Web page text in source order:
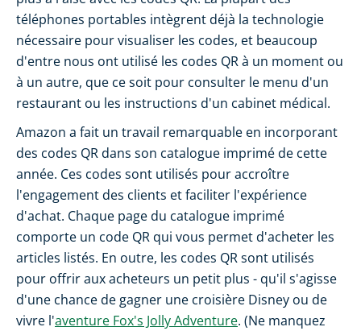
téléphones portables intègrent déjà la technologie
nécessaire pour visualiser les codes, et beaucoup
d'entre nous ont utilisé les codes QR à un moment ou
à un autre, que ce soit pour consulter le menu d'un
restaurant ou les instructions d'un cabinet médical.
Amazon a fait un travail remarquable en incorporant
des codes QR dans son catalogue imprimé de cette
année. Ces codes sont utilisés pour accroître
l'engagement des clients et faciliter l'expérience
d'achat. Chaque page du catalogue imprimé
comporte un code QR qui vous permet d'acheter les
articles listés. En outre, les codes QR sont utilisés
pour offrir aux acheteurs un petit plus - qu'il s'agisse
d'une chance de gagner une croisière Disney ou de
vivre l'aventure Fox's Jolly Adventure. (Ne manquez